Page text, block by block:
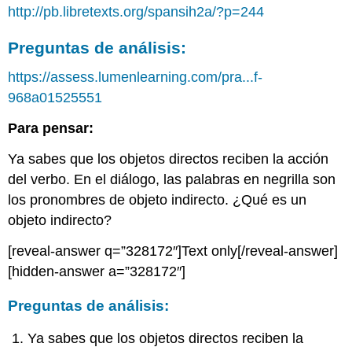
http://pb.libretexts.org/spansih2a/?p=244
Preguntas de análisis:
https://assess.lumenlearning.com/pra...f-
968a01525551
Para pensar:
Ya sabes que los objetos directos reciben la acción
del verbo. En el diálogo, las palabras en negrilla son
los pronombres de objeto indirecto. ¿Qué es un
objeto indirecto?
[reveal-answer q=”328172″]Text only[/reveal-answer]
[hidden-answer a=”328172″]
Preguntas de análisis:
Ya sabes que los objetos directos reciben la